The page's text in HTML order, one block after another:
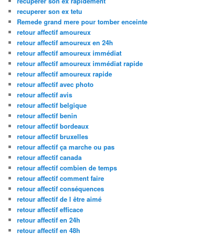
recuperer son ex tetu
Remede grand mere pour tomber enceinte
retour affectif amoureux
retour affectif amoureux en 24h
retour affectif amoureux immédiat
retour affectif amoureux immédiat rapide
retour affectif amoureux rapide
retour affectif avec photo
retour affectif avis
retour affectif belgique
retour affectif benin
retour affectif bordeaux
retour affectif bruxelles
retour affectif ça marche ou pas
retour affectif canada
retour affectif combien de temps
retour affectif comment faire
retour affectif conséquences
retour affectif de l être aimé
retour affectif efficace
retour affectif en 24h
retour affectif en 48h